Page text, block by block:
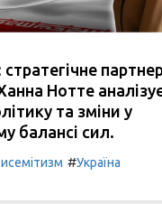
стратегічне
Нотте
та зміни у
балансі сил.
#Україна